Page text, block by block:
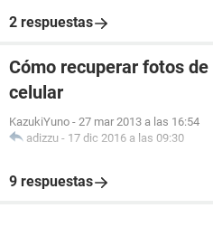
2 respuestas
Cómo recuperar fotos
celular
KazukiYuno - 27 mar 2013 a las 16:54
adizzu - 17 dic 2016 a las 09:30
9 respuestas